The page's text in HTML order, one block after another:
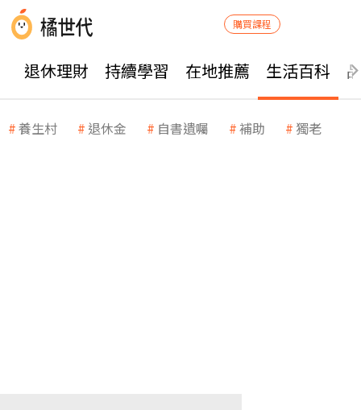
購買課程
退休理財 持續學習 在地推薦 生活百科
養生村 退休金 自書遺囑 補助 獨老